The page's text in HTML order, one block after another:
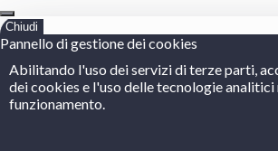
Chiudi
Pannello di gestione dei cookies
Abilitando l'uso dei servizi di terze parti,
dei cookies e l'uso delle tecnologie analitici
funzionamento.